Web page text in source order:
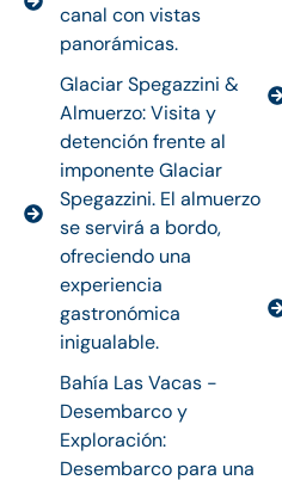
canal con vistas
panorámicas.
Glaciar Spegazzini &
Almuerzo: Visita y
detención frente al
imponente Glaciar
Spegazzini. El almuerzo
se servirá a bordo,
ofreciendo una
experiencia
gastronómica
inigualable.
Bahía Las Vacas -
Desembarco y
Exploración:
Desembarco para una